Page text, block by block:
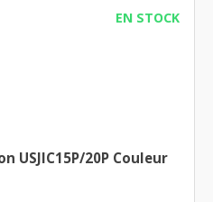
EN STOCK
Cartouche d'encre Epson USJIC15P/20P Couleur